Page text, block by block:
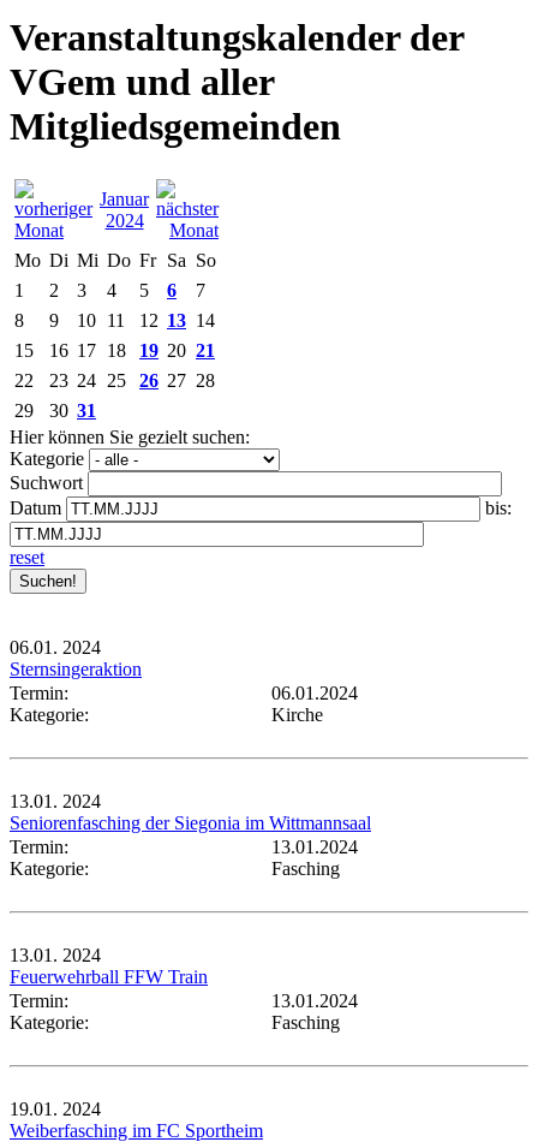
Veranstaltungskalender der
VGem und aller
Mitgliedsgemeinden
Januar
2024
Mo Di Mi Do Fr Sa So
1
2 3 4 5 6
7
8
9 10 11 12 13 14
15
16 17 18 19 20 21
22
23 24 25 26 27 28
29
30 31
Hier können Sie gezielt suchen:
Kategorie
Suchwort
Datum
bis:
reset
06.01. 2024
Sternsingeraktion
Termin:
06.01.2024
Kategorie:
Kirche
13.01. 2024
Seniorenfasching der Siegonia im Wittmannsaal
Termin:
13.01.2024
Kategorie:
Fasching
13.01. 2024
Feuerwehrball FFW Train
Termin:
13.01.2024
Kategorie:
Fasching
19.01. 2024
Weiberfasching im FC Sportheim